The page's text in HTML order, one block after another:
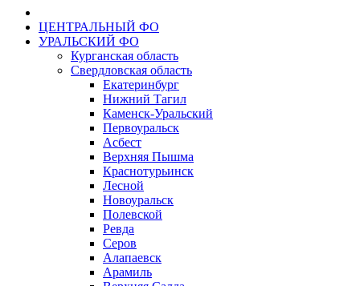
ЦЕНТРАЛЬНЫЙ ФО
УРАЛЬСКИЙ ФО
Курганская область
Свердловская область
Екатеринбург
Нижний Тагил
Каменск-Уральский
Первоуральск
Асбест
Верхняя Пышма
Краснотурьинск
Лесной
Новоуральск
Полевской
Ревда
Серов
Алапаевск
Арамиль